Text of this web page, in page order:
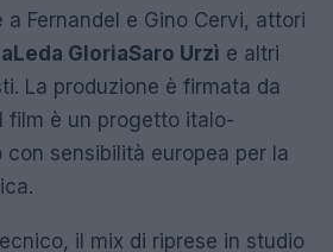
Fernandel e Gino Cervi, attori
Leda GloriaSaro Urzì e altri
La produzione è firmata da
film è un progetto italo-
sensibilità europea per la
il mix di riprese in studio